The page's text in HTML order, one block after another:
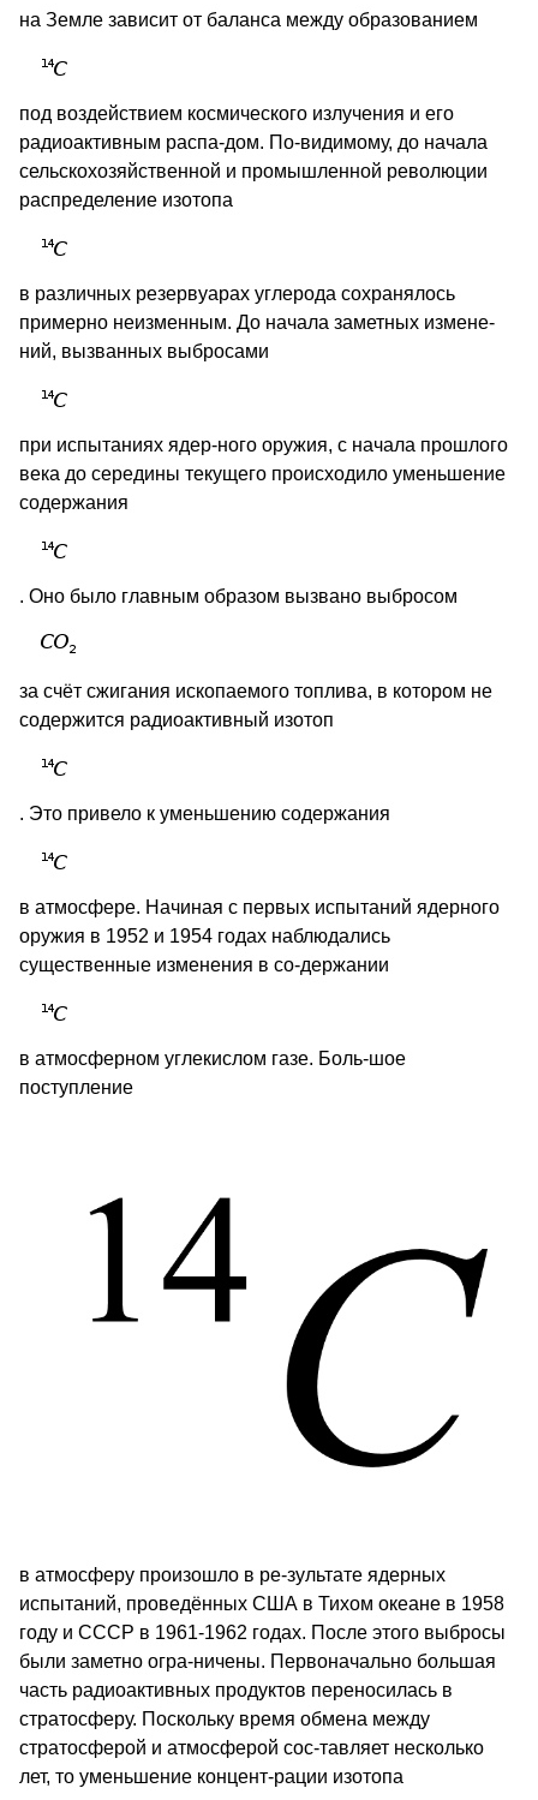
на Земле зависит от баланса между образованием
под воздействием космического излучения и его
радиоактивным распа-дом. По-видимому, до начала
сельскохозяйственной и промышленной революции
распределение изотопа
в различных резервуарах углерода сохранялось
примерно неизменным. До начала заметных измене-
ний, вызванных выбросами
при испытаниях ядер-ного оружия, с начала прошлого
века до середины текущего происходило уменьшение
содержания
. Оно было главным образом вызвано выбросом
за счёт сжигания ископаемого топлива, в котором не
содержится радиоактивный изотоп
. Это привело к уменьшению содержания
в атмосфере. Начиная с первых испытаний ядерного
оружия в 1952 и 1954 годах наблюдались
существенные изменения в со-держании
в атмосферном углекислом газе. Боль-шое
поступление
в атмосферу произошло в ре-зультате ядерных
испытаний, проведённых США в Тихом океане в 1958
году и СССР в 1961-1962 годах. После этого выбросы
были заметно огра-ничены. Первоначально большая
часть радиоактивных продуктов переносилась в
стратосферу. Поскольку время обмена между
стратосферой и атмосферой сос-тавляет несколько
лет, то уменьшение концент-рации изотопа